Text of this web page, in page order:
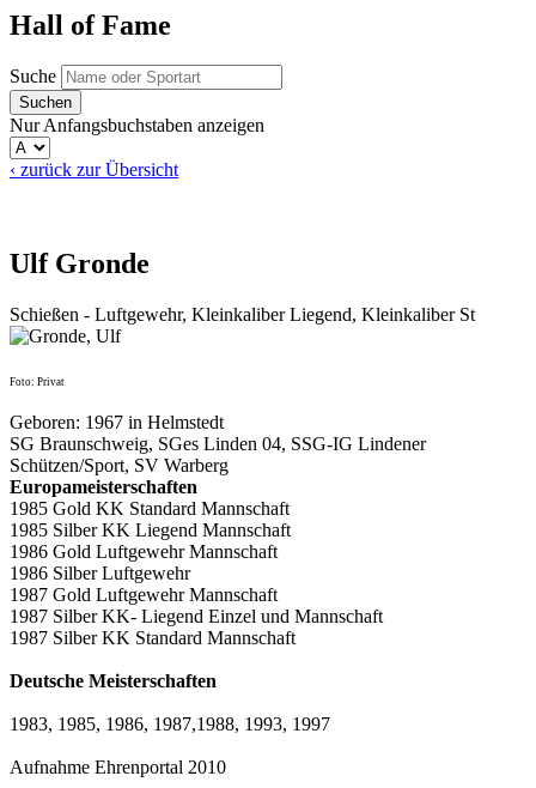
Hall of Fame
Suche
Nur Anfangsbuchstaben anzeigen
‹ zurück zur Übersicht
Ulf Gronde
Schießen - Luftgewehr, Kleinkaliber Liegend, Kleinkaliber St
Foto: Privat
Geboren: 1967 in Helmstedt
SG Braunschweig, SGes Linden 04, SSG-IG Lindener
Schützen/Sport, SV Warberg
Europameisterschaften
1985 Gold KK Standard Mannschaft
1985 Silber KK Liegend Mannschaft
1986 Gold Luftgewehr Mannschaft
1986 Silber Luftgewehr
1987 Gold Luftgewehr Mannschaft
1987 Silber KK- Liegend Einzel und Mannschaft
1987 Silber KK Standard Mannschaft
Deutsche Meisterschaften
1983, 1985, 1986, 1987,1988, 1993, 1997
Aufnahme Ehrenportal 2010